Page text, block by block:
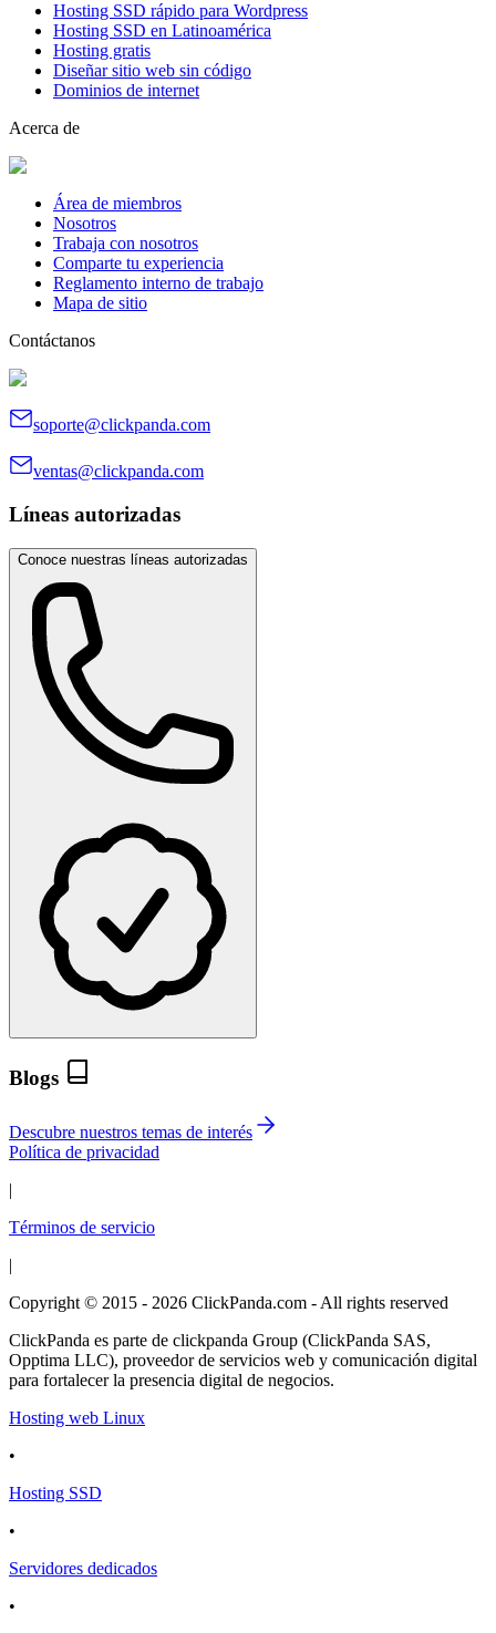
Hosting SSD rápido para Wordpress
Hosting SSD en Latinoamérica
Hosting gratis
Diseñar sitio web sin código
Dominios de internet
Acerca de
Área de miembros
Nosotros
Trabaja con nosotros
Comparte tu experiencia
Reglamento interno de trabajo
Mapa de sitio
Contáctanos
soporte@clickpanda.com
ventas@clickpanda.com
Líneas autorizadas
Conoce nuestras líneas autorizadas
Blogs
Descubre nuestros temas de interés
Política de privacidad
|
Términos de servicio
|
Copyright © 2015 - 2026 ClickPanda.com - All rights reserved
ClickPanda es parte de clickpanda Group (ClickPanda SAS,
Opptima LLC), proveedor de servicios web y comunicación digital
para fortalecer la presencia digital de negocios.
Hosting web Linux
•
Hosting SSD
•
Servidores dedicados
•